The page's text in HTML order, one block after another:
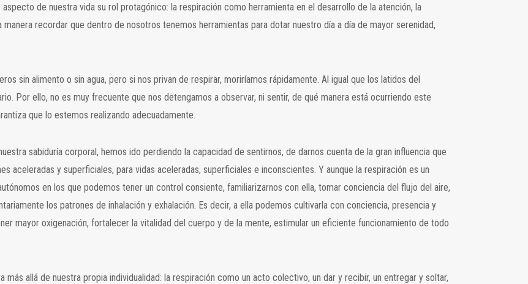
de nuestra vida su rol protagónico: la respiración como herramienta en el desarrollo de la atención, la
recordar que dentro de nosotros tenemos herramientas para dotar nuestro día a día de mayor serenidad,
sin alimento o sin agua, pero si nos privan de respirar, moriríamos rápidamente. Al igual que los latidos del
Por ello, no es muy frecuente que nos detengamos a observar, ni sentir, de qué manera está ocurriendo este
que lo estemos realizando adecuadamente.
sabiduría corporal, hemos ido perdiendo la capacidad de sentirnos, de darnos cuenta de la gran influencia que
aceleradas y superficiales, para vidas aceleradas, superficiales e inconscientes. Y aunque la respiración es un
en los que podemos tener un control consiente, familiarizarnos con ella, tomar conciencia del flujo del aire,
los patrones de inhalación y exhalación. Es decir, a ella podemos cultivarla con conciencia, presencia y
mayor oxigenación, fortalecer la vitalidad del cuerpo y de la mente, estimular un eficiente funcionamiento de todo
allá de nuestra propia individualidad: la respiración como un acto colectivo, un dar y recibir, un entregar y soltar,